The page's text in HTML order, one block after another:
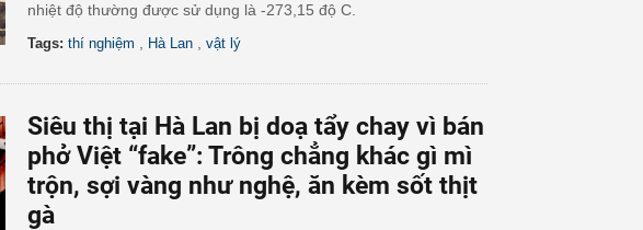
nhiệt độ thường được sử dụng là -273,15 độ C.
Tags: thí nghiệm Hà Lan vật lý
Siêu thị tại Hà Lan bị doạ tẩy chay vì bán
phở Việt “fake”: Trông chẳng khác gì mì
trộn, sợi vàng như nghệ, ăn kèm sốt thịt
gà